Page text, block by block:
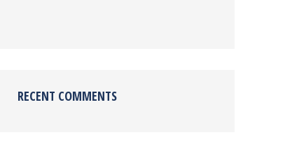
RECENT COMMENTS